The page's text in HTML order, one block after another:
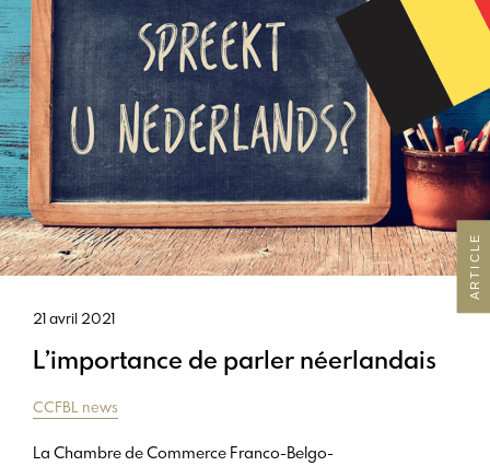
ARTICLE
21 avril 2021
L’importance de parler néerlandais
CCFBL news
La Chambre de Commerce Franco-Belgo-